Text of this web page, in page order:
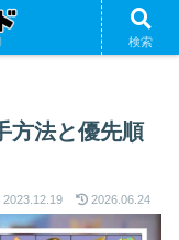
方法と優先順
2023.12.19 2026.06.24
検索